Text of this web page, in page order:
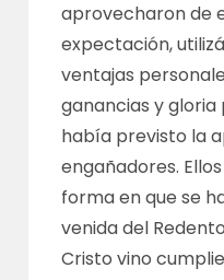
aprovecharon de
expectación,
ventajas
ganancias y
había previsto la
engañadores.
forma en que se
venida del
Cristo vino